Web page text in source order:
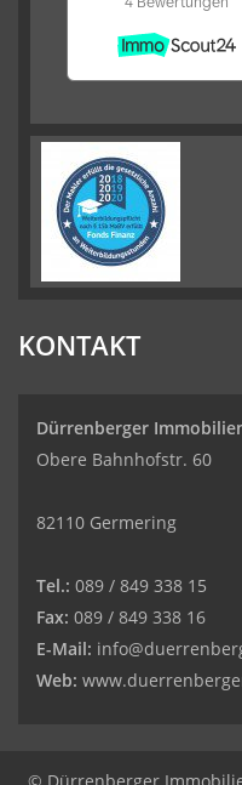
KONTAKT
Dürrenberger
Obere Bahnhofstr. 60
82110 Germering
Tel.: 089 / 849 338 15
Fax: 089 / 849 338 16
E-Mail:
Web: